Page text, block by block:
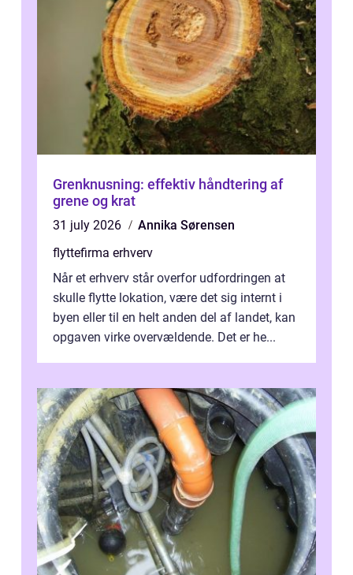
Grenknusning: effektiv håndtering af
grene og krat
31 july 2026
Annika Sørensen
flyttefirma erhverv
Når et erhverv står overfor udfordringen at
skulle flytte lokation, være det sig internt i
byen eller til en helt anden del af landet, kan
opgaven virke overvældende. Det er he...